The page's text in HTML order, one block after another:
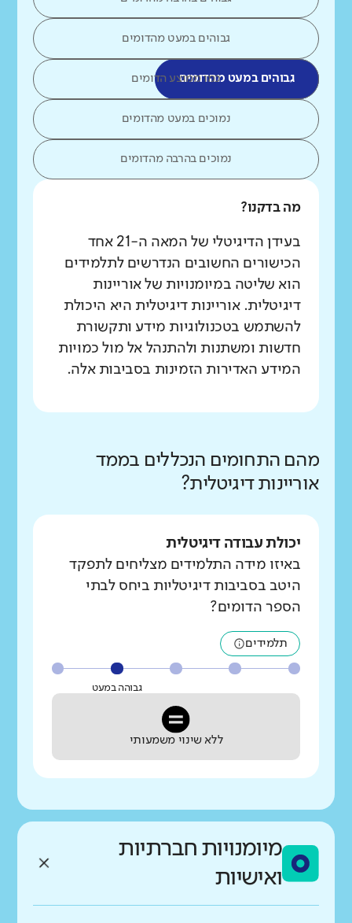
גבוהים במעט מהדומים
גבוהים במעט מהדומיםכמו ממוצע הדומים
נמוכים במעט מהדומים
נמוכים בהרבה מהדומים
מה בדקנו?
בעידן הדיגיטלי של המאה ה-21 אחד
הכישורים החשובים הנדרשים לתלמידים
הוא שליטה במיומנויות של אוריינות
דיגיטלית. אוריינות דיגיטלית היא היכולת
להשתמש בטכנולוגיות מידע ותקשורת
חדשות ומשתנות ולהתנהל אל מול כמויות
המידע האדירות הזמינות בסביבות אלה.
מהם התחומים הנכללים בממד
אוריינות דיגיטלית?
יכולת עבודה דיגיטלית
באיזו מידה התלמידים מצליחים לתפקד
היטב בסביבות דיגיטליות ביחס לבתי
הספר הדומים?
תלמידים
גבוהה במעט
ללא שינוי משמעותי
מיומנויות חברתיות
ואישיות